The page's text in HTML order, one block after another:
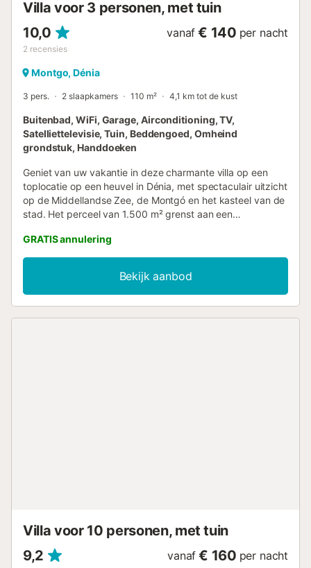
visserswijk, de voetgangersst...
Villa voor 3 personen, met tuin
10,0
2 recensies
vanaf € 140 per nacht
Montgo, Dénia
3 pers. 2 slaapkamers 110 m² 4,1 km tot de kust
Buitenbad, WiFi, Garage, Airconditioning, TV,
Satelliettelevisie, Tuin, Beddengoed, Omheind
grondstuk, Handdoeken
Geniet van uw vakantie in deze charmante villa op een
toplocatie op een heuvel in Dénia, met spectaculair uitzicht
op de Middellandse Zee, de Montgó en het kasteel van de
stad. Het perceel van 1.500 m² grenst aan een
verhuurvleugel van de villa is verdeeld over twee
verdiepingen. Boven vindt u een eetkeuken met
airconditioning, directe toegang tot het terras en een
badkamer. Beneden zijn er twee slaapkamers (één grote,
één kleine) en nog een ruime badkamer. De inrichting is
GRATIS annulering
Bekijk aanbod
Villa voor 10 personen, met tuin
9,2
vanaf € 160 per nacht